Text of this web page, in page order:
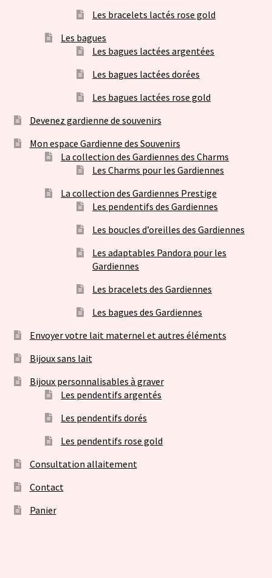
Les bracelets lactés rose gold
Les bagues
Les bagues lactées argentées
Les bagues lactées dorées
Les bagues lactées rose gold
Devenez gardienne de souvenirs
Mon espace Gardienne des Souvenirs
La collection des Gardiennes des Charms
Les Charms pour les Gardiennes
La collection des Gardiennes Prestige
Les pendentifs des Gardiennes
Les boucles d’oreilles des Gardiennes
Les adaptables Pandora pour les
Gardiennes
Les bracelets des Gardiennes
Les bagues des Gardiennes
Envoyer votre lait maternel et autres éléments
Bijoux sans lait
Bijoux personnalisables à graver
Les pendentifs argentés
Les pendentifs dorés
Les pendentifs rose gold
Consultation allaitement
Contact
Panier